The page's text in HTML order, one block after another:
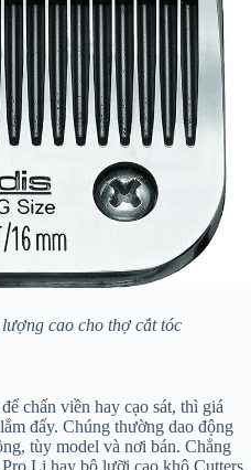
cao cho thợ cắt tóc
chấn viền hay cạo sát, thì giá
đấy. Chúng thường dao động
tùy model và nơi bán. Chẳng